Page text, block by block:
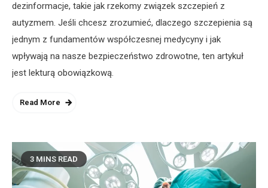
dezinformacje, takie jak rzekomy związek szczepień z
autyzmem. Jeśli chcesz zrozumieć, dlaczego szczepienia są
jednym z fundamentów współczesnej medycyny i jak
wpływają na nasze bezpieczeństwo zdrowotne, ten artykuł
jest lekturą obowiązkową.
Read More
3 MINS READ